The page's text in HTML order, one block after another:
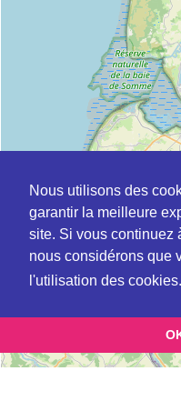
Nous utilisons des
garantir la meilleure
site. Si vous continuez
nous considérons que
l'utilisation des cookies.